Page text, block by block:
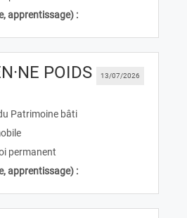
apprentissage) :
13/07/2026
POIDS
fenêtre)
Patrimoine bâti
permanent
apprentissage) :